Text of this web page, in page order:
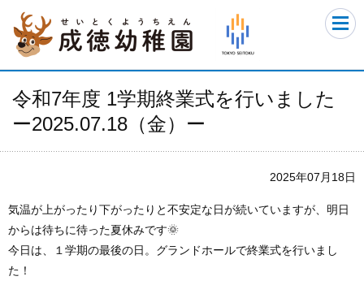
令和7年度 1学期終業式を行いました
ー2025.07.18（金）ー
2025年07月18日
気温が上がったり下がったりと不安定な日が続いていますが、明日
からは待ちに待った夏休みです🌞
今日は、１学期の最後の日。グランドホールで終業式を行いまし
た！